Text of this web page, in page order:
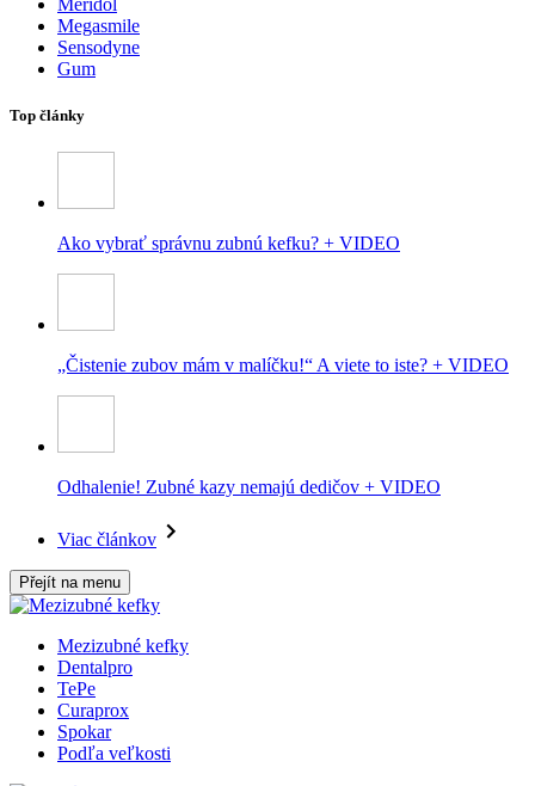
Meridol
Megasmile
Sensodyne
Gum
Top články
Ako vybrať správnu zubnú kefku? + VIDEO
„Čistenie zubov mám v malíčku!“ A viete to iste? + VIDEO
Odhalenie! Zubné kazy nemajú dedičov + VIDEO
Viac článkov
Přejít na menu
Mezizubné kefky
Dentalpro
TePe
Curaprox
Spokar
Podľa veľkosti